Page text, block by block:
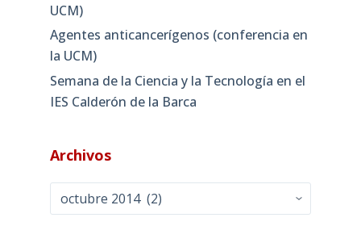
UCM)
Agentes anticancerígenos (conferencia en
la UCM)
Semana de la Ciencia y la Tecnología en el
IES Calderón de la Barca
Archivos
Archivos